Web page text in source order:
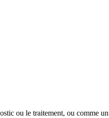
ou le traitement, ou comme